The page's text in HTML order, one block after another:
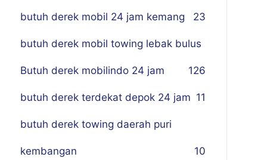
butuh derek mobil 24 jam kemang 23
butuh derek mobil towing lebak bulus
26
Butuh derek mobilindo 24 jam 1
butuh derek terdekat depok 24 jam 11
butuh derek towing daerah puri
kembangan 10